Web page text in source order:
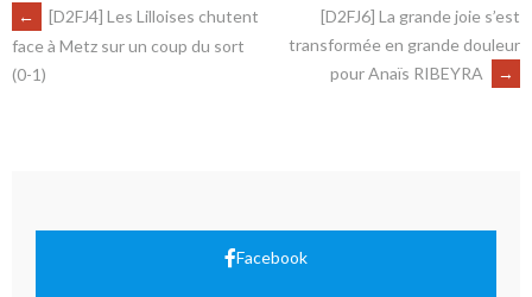
←
[D2FJ4] Les Lilloises chutent
face à Metz sur un coup du sort
(0-1)
[D2FJ6] La grande joie s’est
transformée en grande douleur
pour Anaïs RIBEYRA
→
Facebook